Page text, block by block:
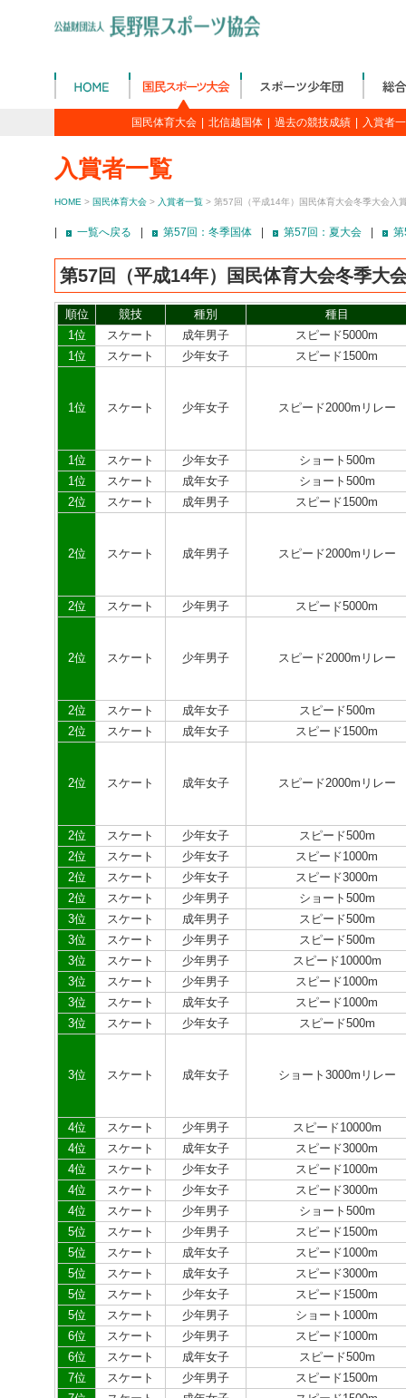
国民体育大会 北信越国体 過去の競技成績 入賞者
入賞者一覧
HOME > 国民体育大会 > 入賞者一覧 > 第57回（平成14年）国民体育大会冬季大会入
一覧へ戻る 第57回：冬季国体 第57回：夏大会 第
第57回（平成14年）国民体育大会冬季大
順位 競技 種別
種目
1位
スケート 成年男子
スピード5000m
1位
スケート 少年女子 スピード1500m
1位 スケート 少年女子 スピード2000mリレー
1位 スケート 少年女子
ショート500m
1位
スケート 成年女子
ショート500m
2位
スケート 成年男子 スピード1500m
2位 スケート 成年男子 スピード2000mリレー
2位 スケート 少年男子 スピード5000m
2位 スケート 少年男子 スピード2000mリレー
2位 スケート 成年女子
スピード500m
2位
スケート 成年女子 スピード1500m
2位 スケート 成年女子 スピード2000mリレー
2位 スケート 少年女子
スピード500m
2位
スケート 少年女子
スピード1000m
2位
スケート 少年女子
スピード3000m
2位
スケート 少年男子
ショート500m
3位
スケート 成年男子
スピード500m
3位
スケート 少年男子
スピード500m
3位
スケート 少年男子
スピード10000m
3位
スケート 少年男子
スピード1000m
3位
スケート 成年女子
スピード1000m
3位
スケート 少年女子 スピード500m
3位 スケート 成年女子 ショート3000mリレー
4位 スケート 少年男子
スピード10000m
4位
スケート 成年女子
スピード3000m
4位
スケート 少年女子
スピード1000m
4位
スケート 少年女子
スピード3000m
4位
スケート 少年男子
ショート500m
5位
スケート 少年男子
スピード1500m
5位
スケート 成年女子
スピード1000m
5位
スケート 成年女子
スピード3000m
5位
スケート 少年女子
スピード1500m
5位
スケート 少年男子
ショート1000m
6位
スケート 少年男子
スピード1000m
6位
スケート 成年女子
スピード500m
7位
スケート 少年男子
スピード1500m